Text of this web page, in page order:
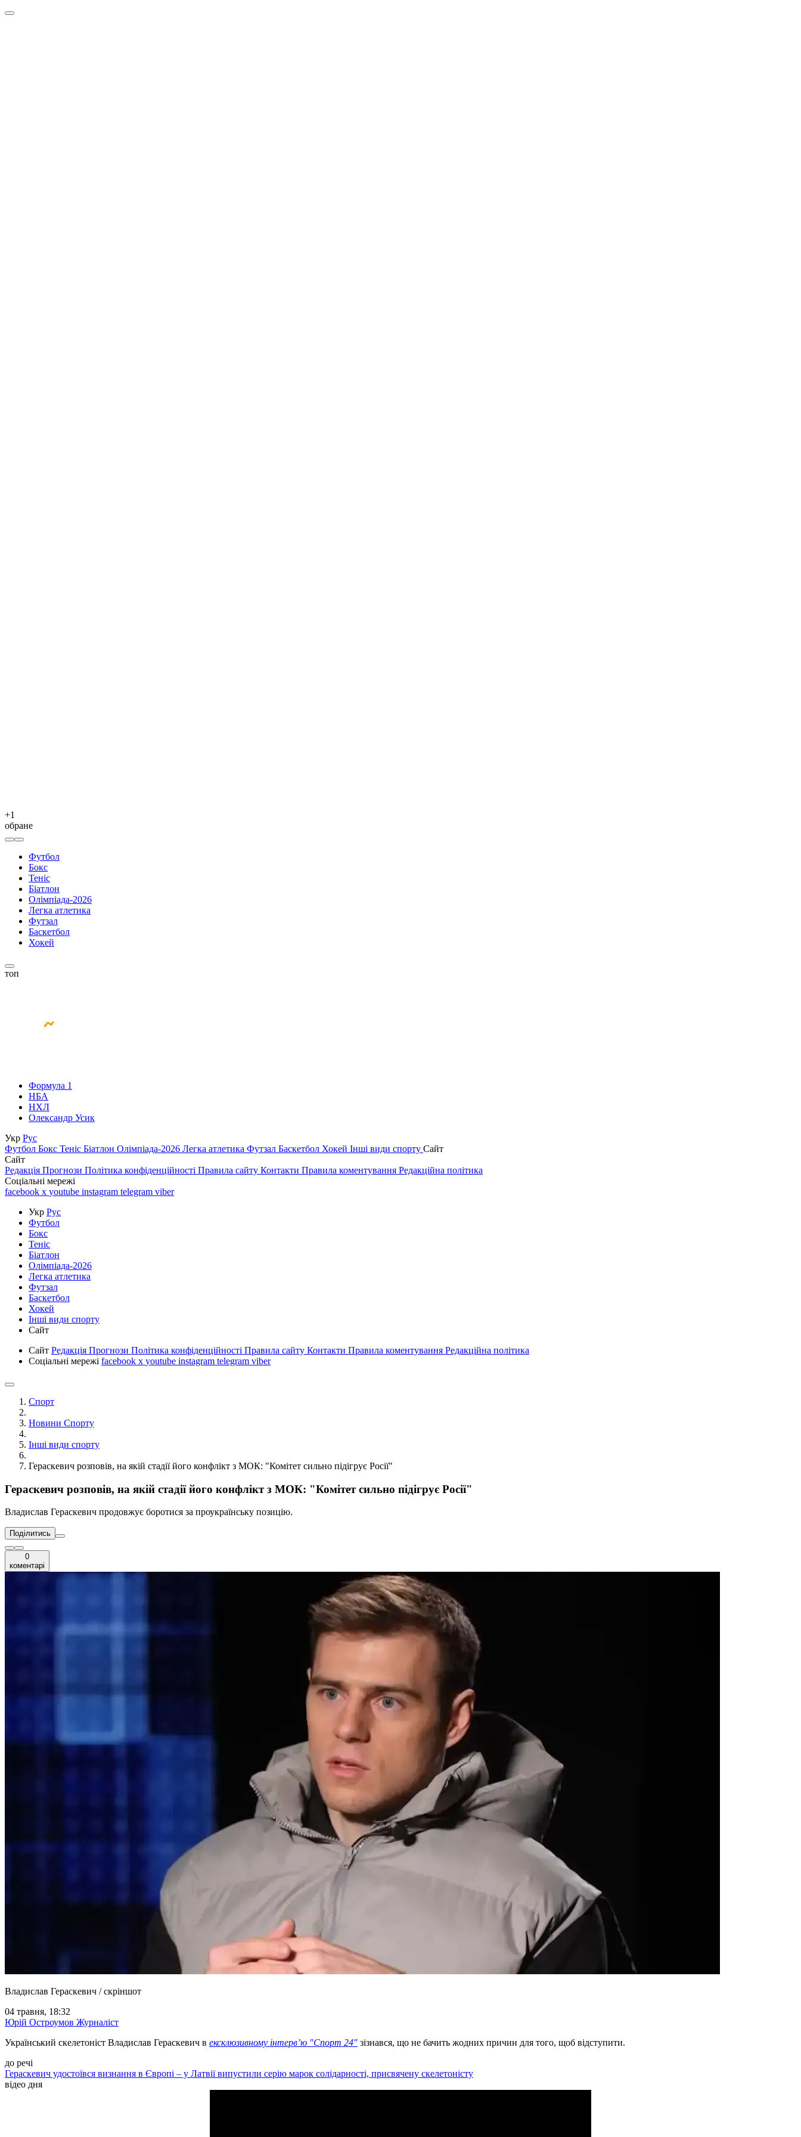
+1
обране
Футбол
Бокс
Теніс
Біатлон
Олімпіада-2026
Легка атлетика
Футзал
Баскетбол
Хокей
топ
Формула 1
НБА
НХЛ
Олександр Усик
Укр Рус
Футбол Бокс Теніс Біатлон Олімпіада-2026 Легка атлетика Футзал Баскетбол Хокей Інші види спорту Сайт
Сайт
Редакція Прогнози Політика конфіденційності Правила сайту Контакти Правила коментування Редакційна політика
Соціальні мережі
facebook x youtube instagram telegram viber
Укр Рус
Футбол
Бокс
Теніс
Біатлон
Олімпіада-2026
Легка атлетика
Футзал
Баскетбол
Хокей
Інші види спорту
Сайт
Сайт Редакція Прогнози Політика конфіденційності Правила сайту Контакти Правила коментування Редакційна політика
Соціальні мережі facebook x youtube instagram telegram viber
Спорт
Новини Спорту
Інші види спорту
Гераскевич розповів, на якій стадії його конфлікт з МОК: "Комітет сильно підігрує Росії"
Гераскевич розповів, на якій стадії його конфлікт з МОК: "Комітет сильно підігрує Росії"
Владислав Гераскевич продовжує боротися за проукраїнську позицію.
Поділитись
0
коментарі
Владислав Гераскевич / скріншот
04 травня, 18:32
Юрій Остроумов Журналіст
Український скелетоніст Владислав Гераскевич в ексклюзивному інтерв’ю "Спорт 24" зізнався, що не бачить жодних причин для того, щоб відступити.
до речі
Гераскевич удостоївся визнання в Європі – у Латвії випустили серію марок солідарності, присвячену скелетоністу
відео дня